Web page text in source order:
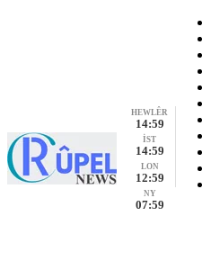
HEWLÊR
14:59
İST
14:59
LON
12:59
NY
07:59